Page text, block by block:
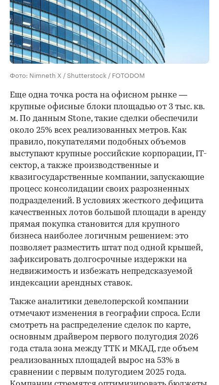
Фото: Nimneth X / Shutterstock / FOTODOM
Еще одна точка роста на офисном рынке —
крупные офисные блоки площадью от 3 тыс. кв.
м. По данным Stone, такие сделки обеспечили
около 25% всех реализованных метров. Как
правило, покупателями подобных объемов
выступают крупные российские корпорации, IT-
сектор, а также производственные и
квазигосударственные компании, запускающие
процесс консолидации своих разрозненных
подразделений. В условиях жесткого дефицита
качественных лотов большой площади в аренду
прямая покупка становится для крупного
бизнеса наиболее логичным решением: это
позволяет разместить штат под одной крышей,
зафиксировать долгосрочные издержки на
недвижимость и избежать непредсказуемой
индексации арендных ставок.
Также аналитики девелоперской компании
отмечают изменения в географии спроса. Если
смотреть на распределение сделок по карте,
основным драйвером первого полугодия 2026
года стала зона между ТТК и МКАД, где объем
реализованных площадей вырос на 53% в
сравнении с первым полугодием 2025 года.